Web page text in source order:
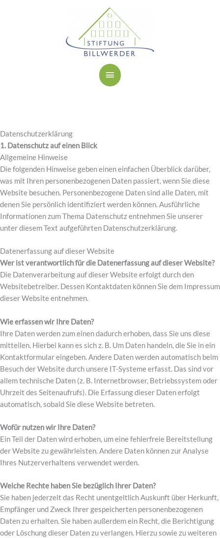
Hauptmenü
Datenschutzerklärung
1. Datenschutz auf einen Blick
Allgemeine Hinweise
Die folgenden Hinweise geben einen einfachen Überblick darüber,
was mit Ihren personenbezogenen Daten passiert, wenn Sie diese
Website besuchen. Personenbezogene Daten sind alle Daten, mit
denen Sie persönlich identifiziert werden können. Ausführliche
Informationen zum Thema Datenschutz entnehmen Sie unserer
unter diesem Text aufgeführten Datenschutzerklärung.
Datenerfassung auf dieser Website
Wer ist verantwortlich für die Datenerfassung auf dieser Website?
Die Datenverarbeitung auf dieser Website erfolgt durch den
Websitebetreiber. Dessen Kontaktdaten können Sie dem Impressum
dieser Website entnehmen.
Wie erfassen wir Ihre Daten?
Ihre Daten werden zum einen dadurch erhoben, dass Sie uns diese
mitteilen. Hierbei kann es sich z. B. Um Daten handeln, die Sie in ein
Kontaktformular eingeben. Andere Daten werden automatisch beim
Besuch der Website durch unsere IT-Systeme erfasst. Das sind vor
allem technische Daten (z. B. Internetbrowser, Betriebssystem oder
Uhrzeit des Seitenaufrufs). Die Erfassung dieser Daten erfolgt
automatisch, sobald Sie diese Website betreten.
Wofür nutzen wir Ihre Daten?
Ein Teil der Daten wird erhoben, um eine fehlerfreie Bereitstellung
der Website zu gewährleisten. Andere Daten können zur Analyse
Ihres Nutzerverhaltens verwendet werden.
Welche Rechte haben Sie bezüglich Ihrer Daten?
Sie haben jederzeit das Recht unentgeltlich Auskunft über Herkunft,
Empfänger und Zweck Ihrer gespeicherten personenbezogenen
Daten zu erhalten. Sie haben außerdem ein Recht, die Berichtigung
oder Löschung dieser Daten zu verlangen. Hierzu sowie zu weiteren